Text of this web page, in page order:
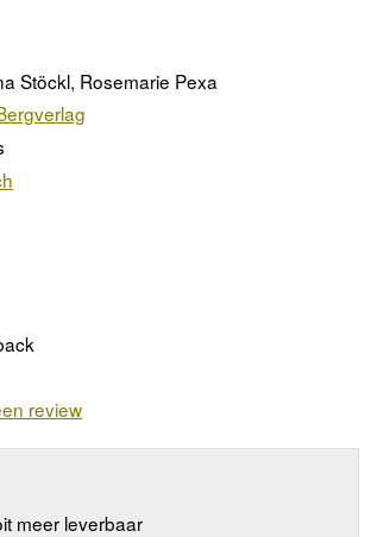
Stöckl, Rosemarie Pexa
review
meer leverbaar